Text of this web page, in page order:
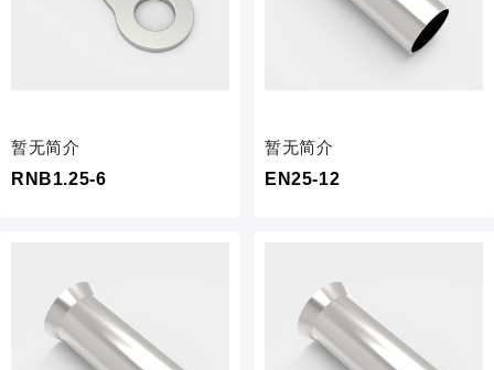
暂无简介
RNB1.25-6
暂无简介
EN25-12